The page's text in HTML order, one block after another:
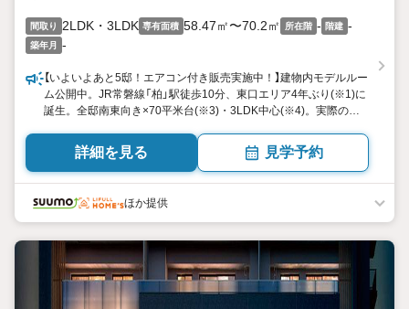
間取り 2LDK・3LDK 専有面積 58.47㎡〜70.2㎡ 所在階 - 階建 -
築年月 -
【いよいよあと5邸！エアコン付き販売実施中！】建物内モデルルー
ム公開中。JR常磐線「柏」駅徒歩10分、東口エリア4年ぶり(※1)に
誕生。全邸南東向き×70平米台(※3)・3LDK中心(※4)。実際の建
宅配ボックス設置。スマートな暮らしを叶える先進のIoT機能を採
詳細を見る 見学予約
ほか提供